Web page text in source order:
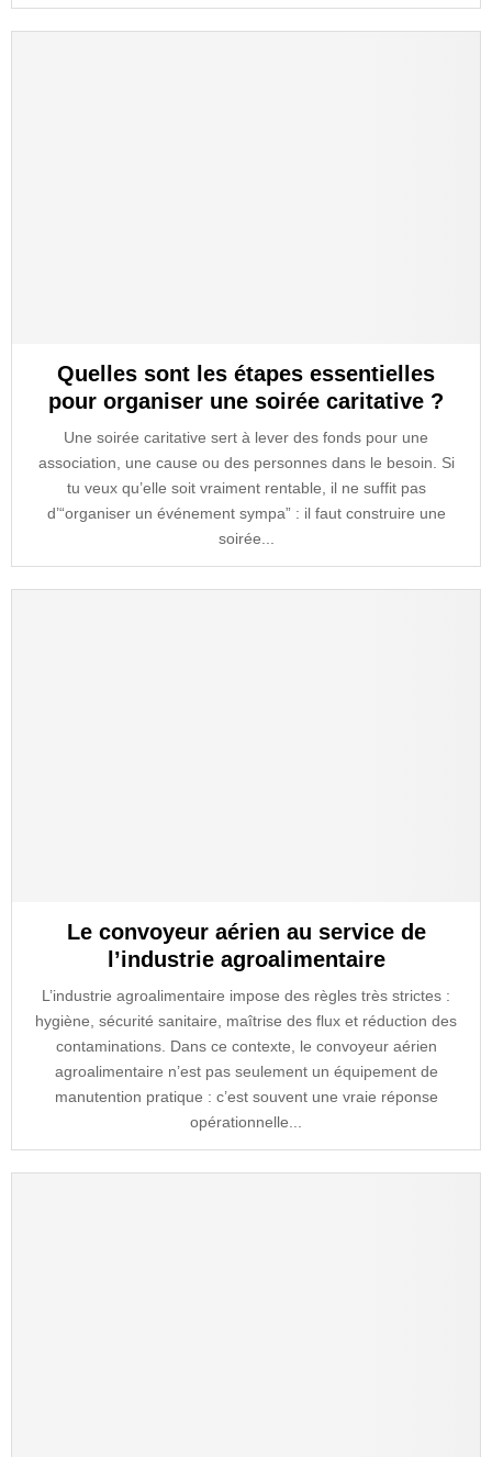
Quelles sont les étapes essentielles
pour organiser une soirée caritative ?
Une soirée caritative sert à lever des fonds pour une
association, une cause ou des personnes dans le besoin. Si
tu veux qu’elle soit vraiment rentable, il ne suffit pas
d’“organiser un événement sympa” : il faut construire une
soirée...
Le convoyeur aérien au service de
l’industrie agroalimentaire
L’industrie agroalimentaire impose des règles très strictes :
hygiène, sécurité sanitaire, maîtrise des flux et réduction des
contaminations. Dans ce contexte, le convoyeur aérien
agroalimentaire n’est pas seulement un équipement de
manutention pratique : c’est souvent une vraie réponse
opérationnelle...